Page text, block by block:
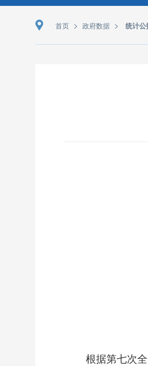
首页 > 政府数据 > 统计公
根据第七次